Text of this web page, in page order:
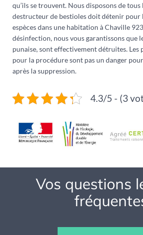
qu’ils se trouvent. Nous disposons de
destructeur de bestioles doit détenir pour
espèces dans une habitation à Chaville
désinfection, nous vous garantissons que
punaise, sont effectivement détruites. Les
pour la procédure sont pas un danger
après la suppression.
4.3/5 - (3
Vos questions